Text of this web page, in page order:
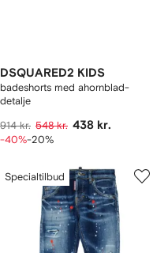
DSQUARED2 KIDS
badeshorts med ahornblad-
detalje
914 kr. 548 kr. 438 kr.
-40%-20%
Specialtilbud